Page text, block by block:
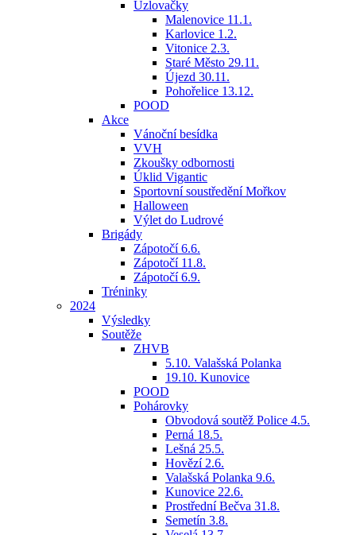
Uzlovačky
Malenovice 11.1.
Karlovice 1.2.
Vitonice 2.3.
Staré Město 29.11.
Újezd 30.11.
Pohořelice 13.12.
POOD
Akce
Vánoční besídka
VVH
Zkoušky odbornosti
Úklid Vigantic
Sportovní soustředění Mořkov
Halloween
Výlet do Ludrové
Brigády
Zápotočí 6.6.
Zápotočí 11.8.
Zápotočí 6.9.
Tréninky
2024
Výsledky
Soutěže
ZHVB
5.10. Valašská Polanka
19.10. Kunovice
POOD
Pohárovky
Obvodová soutěž Police 4.5.
Perná 18.5.
Lešná 25.5.
Hovězí 2.6.
Valašská Polanka 9.6.
Kunovice 22.6.
Prostřední Bečva 31.8.
Semetín 3.8.